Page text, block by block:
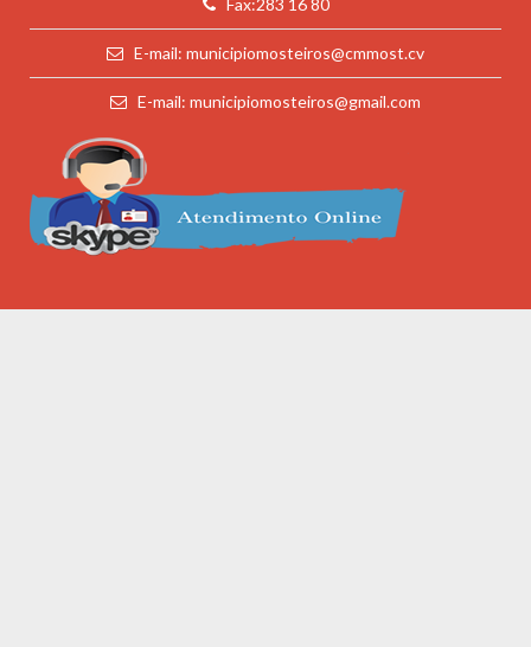
E-mail: municipiomosteiros@cmmost.cv
E-mail: municipiomosteiros@gmail.com